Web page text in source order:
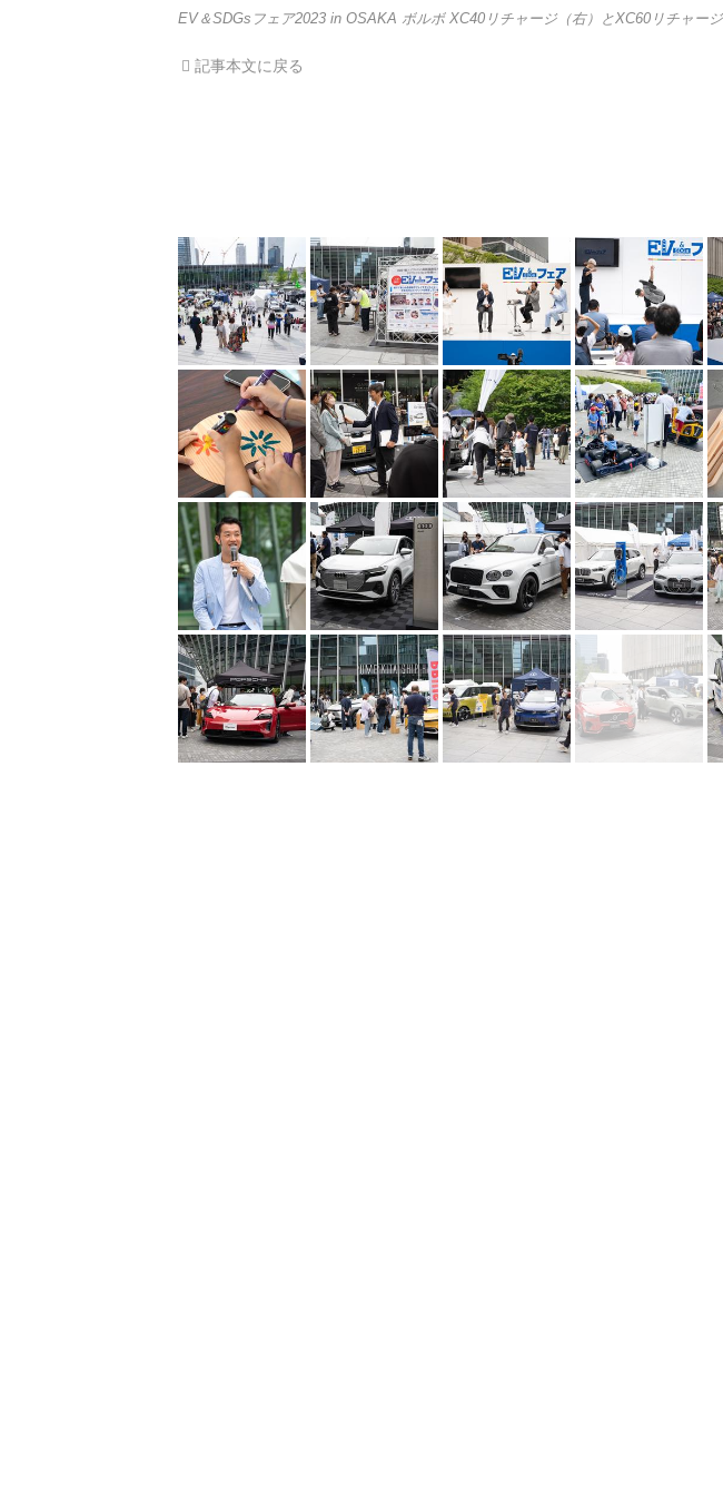
EV＆SDGsフェア2023 in OSAKA ボルボ XC40リチャージ（右）とXC60リチャージ
記事本文に戻る